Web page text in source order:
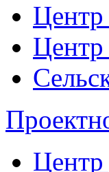
Центр
Центр
Центр